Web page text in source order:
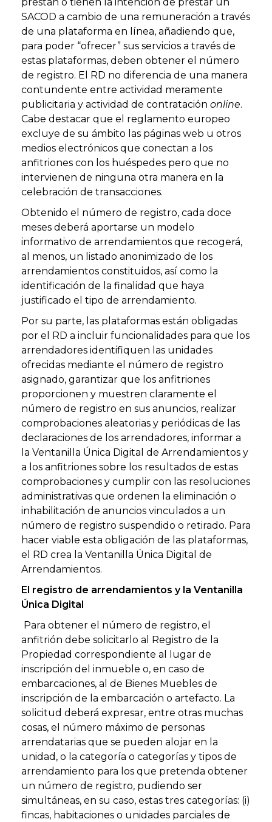
SACOD a cambio de una remuneración a través
de una plataforma en línea, añadiendo que,
para poder “ofrecer” sus servicios a través de
estas plataformas, deben obtener el número
de registro. El RD no diferencia de una manera
contundente entre actividad meramente
publicitaria y actividad de contratación online.
Cabe destacar que el reglamento europeo
excluye de su ámbito las páginas web u otros
medios electrónicos que conectan a los
anfitriones con los huéspedes pero que no
intervienen de ninguna otra manera en la
celebración de transacciones.
Obtenido el número de registro, cada doce
meses deberá aportarse un modelo
informativo de arrendamientos que recogerá,
al menos, un listado anonimizado de los
arrendamientos constituidos, así como la
identificación de la finalidad que haya
justificado el tipo de arrendamiento.
Por su parte, las plataformas están obligadas
por el RD a incluir funcionalidades para que los
arrendadores identifiquen las unidades
ofrecidas mediante el número de registro
asignado, garantizar que los anfitriones
proporcionen y muestren claramente el
número de registro en sus anuncios, realizar
comprobaciones aleatorias y periódicas de las
declaraciones de los arrendadores, informar a
la Ventanilla Única Digital de Arrendamientos y
a los anfitriones sobre los resultados de estas
comprobaciones y cumplir con las resoluciones
administrativas que ordenen la eliminación o
inhabilitación de anuncios vinculados a un
número de registro suspendido o retirado. Para
hacer viable esta obligación de las plataformas,
el RD crea la Ventanilla Única Digital de
Arrendamientos.
El registro de arrendamientos y la Ventanilla
Única Digital
Para obtener el número de registro, el
anfitrión debe solicitarlo al Registro de la
Propiedad correspondiente al lugar de
inscripción del inmueble o, en caso de
embarcaciones, al de Bienes Muebles de
inscripción de la embarcación o artefacto. La
solicitud deberá expresar, entre otras muchas
cosas, el número máximo de personas
arrendatarias que se pueden alojar en la
unidad, o la categoría o categorías y tipos de
arrendamiento para los que pretenda obtener
un número de registro, pudiendo ser
simultáneas, en su caso, estas tres categorías: (i)
fincas, habitaciones o unidades parciales de